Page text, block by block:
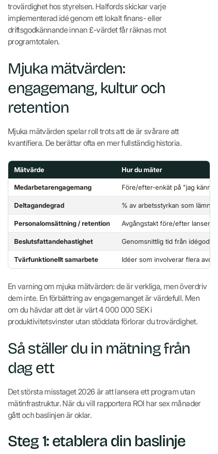
trovärdighet hos styrelsen. Halfords skickar varje
implementerad idé genom ett lokalt finans- eller
driftsgodkännande innan £-värdet får räknas mot
programtotalen.
Mjuka mätvärden:
engagemang, kultur och
retention
Mjuka mätvärden spelar roll trots att de är svårare att
kvantifiera. De berättar ofta en mer fullständig historia.
Mätvärde Hur du mäter
Medarbetarengagemang Före/efter-enkät på "jag
Deltagandegrad % av arbetsstyrkan som
Personalomsättning / retention Avgångstakt före/efter
Beslutsfattandehastighet Genomsnittlig tid från
Tvärfunktionellt samarbete Idéer som involverar flera
En varning om mjuka mätvärden: de är verkliga, men överdriv
dem inte. En förbättring av engagemanget är värdefull. Men
om du hävdar att det är värt 4 000 000 SEK i
produktivitetsvinster utan stöddata förlorar du trovärdighet.
Så ställer du in mätning från
dag ett
Det största misstaget 2026 är att lansera ett program utan
mätinfrastruktur. När du vill rapportera ROI har sex månader
gått och baslinjen är oklar.
Steg 1: etablera din baslinje